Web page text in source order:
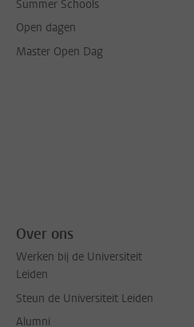
Summer Schools
Open dagen
Master Open Dag
Over ons
Werken bij de Universiteit
Leiden
Steun de Universiteit Leiden
Alumni